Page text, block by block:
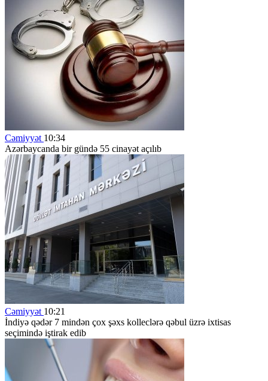
Cəmiyyət 10:34
Azərbaycanda bir gündə 55 cinayət açılıb
Cəmiyyət 10:21
İndiyə qədər 7 mindən çox şəxs kolleclərə qəbul üzrə ixtisas
seçimində iştirak edib